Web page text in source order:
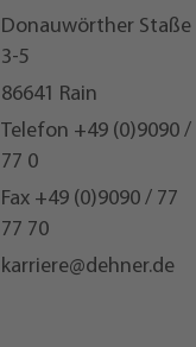
Donauwörther Staße
3-5
86641 Rain
Telefon +49 (0)9090 /
77 0
Fax +49 (0)9090 / 77
77 70
karriere@dehner.de